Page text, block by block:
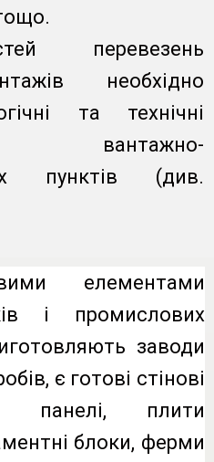
перевезень
необхідно
та технічні
вантажно-
пунктів (див.
елементами
і промислових
заводи
є готові стінові
панелі, плити
блоки, ферми